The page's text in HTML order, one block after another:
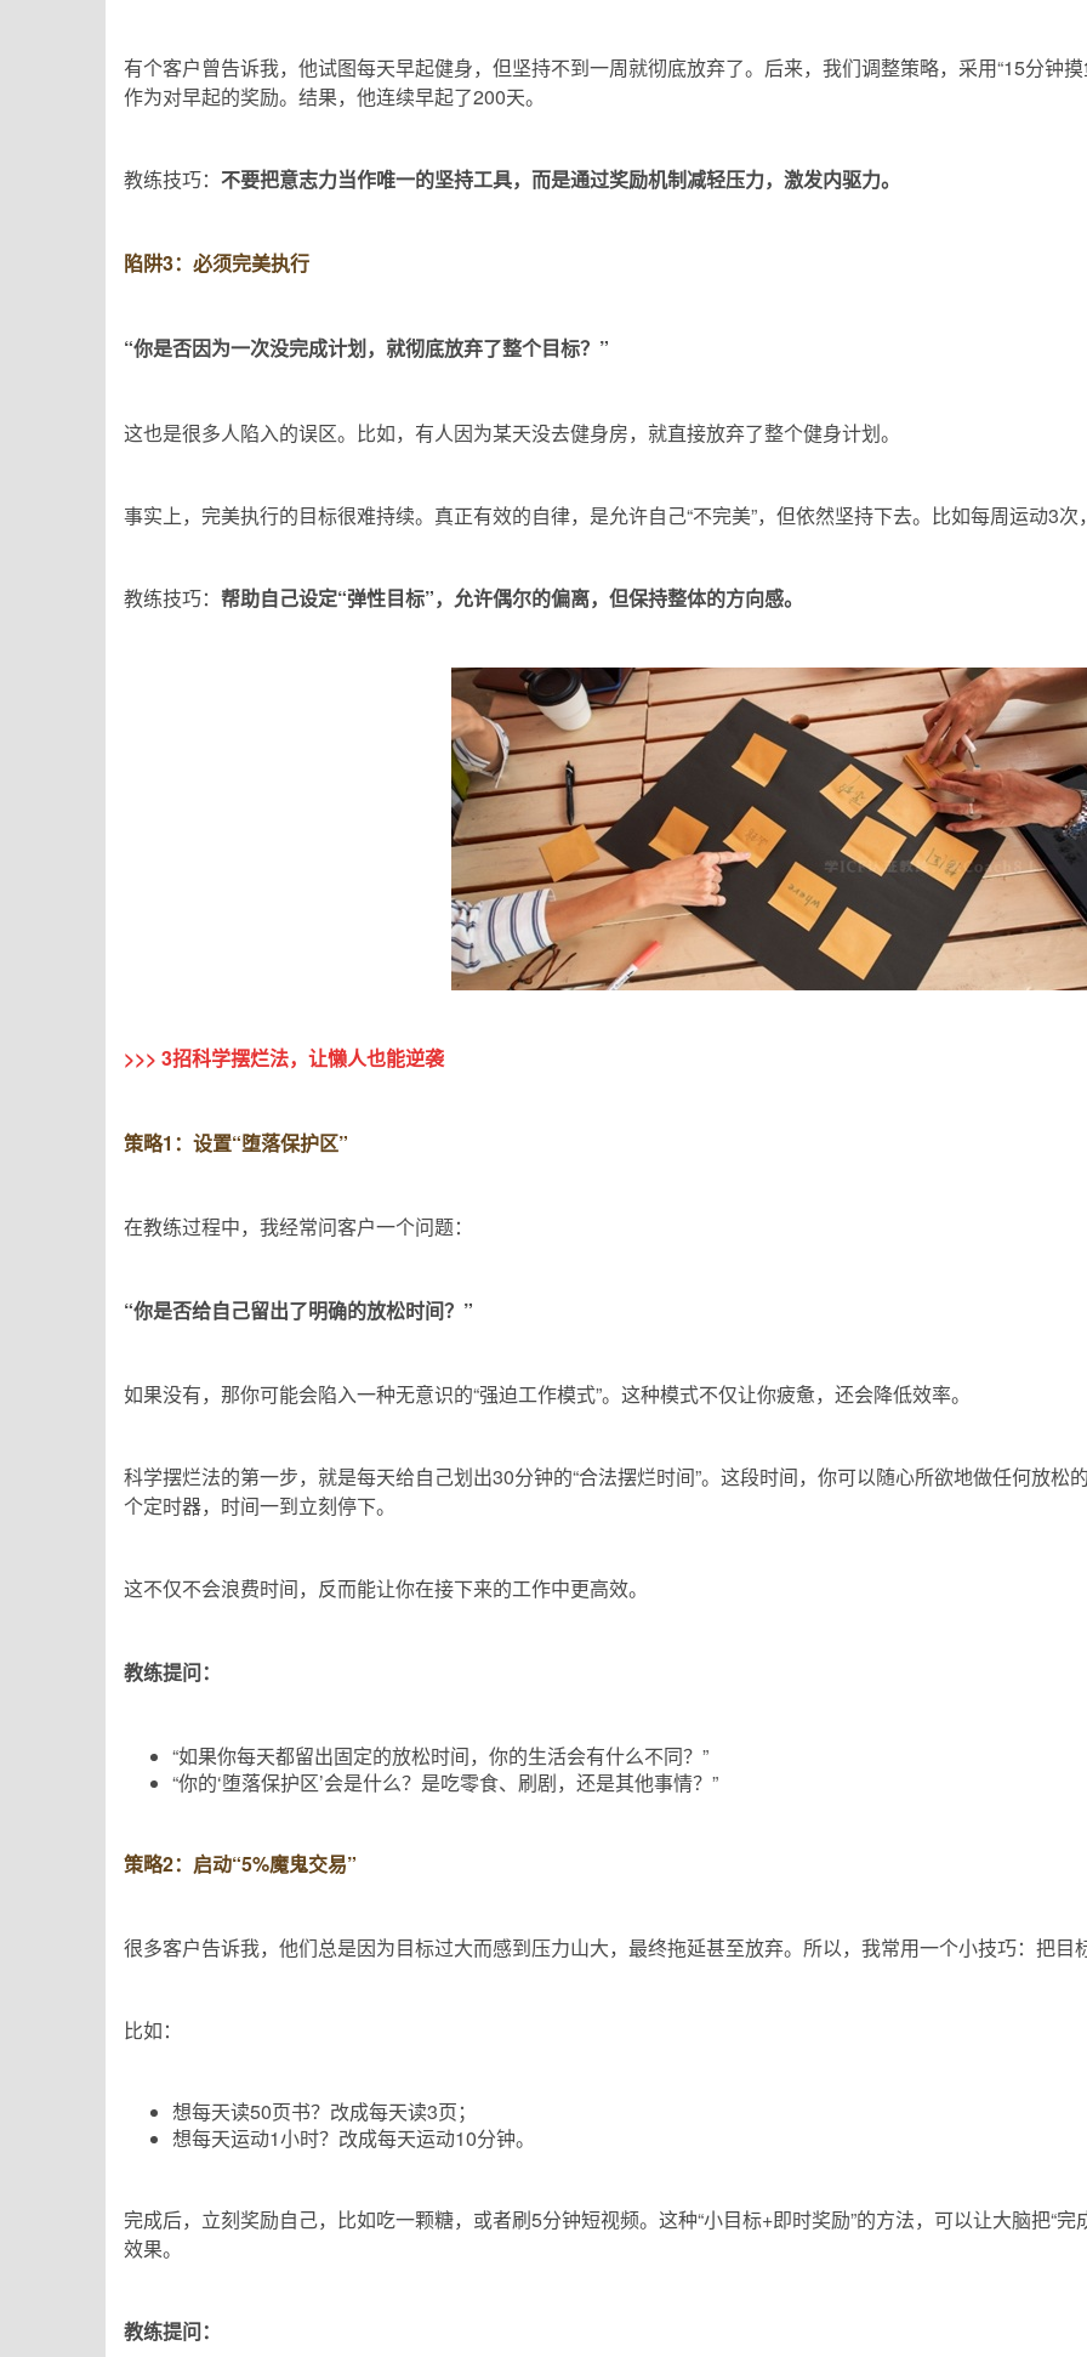
有个客户曾告诉我，他试图每天早起健身，但坚持不到一周就彻底放弃了。后来，我们调整策略，采用“15分
作为对早起的奖励。结果，他连续早起了200天。
教练技巧： 不要把意志力当作唯一的坚持工具，而是通过奖励机制减轻压力，激发内驱力。
陷阱3：必须完美执行
“你是否因为一次没完成计划，就彻底放弃了整个目标？”
这也是很多人陷入的误区。比如，有人因为某天没去健身房，就直接放弃了整个健身计划。
事实上，完美执行的目标很难持续。真正有效的自律，是允许自己“不完美”，但依然坚持下去。比如每周运动3
教练技巧： 帮助自己设定“弹性目标”，允许偶尔的偏离，但保持整体的方向感。
>>> 3招科学摆烂法，让懒人也能逆袭
策略1：设置“堕落保护区”
在教练过程中，我经常问客户一个问题：
“你是否给自己留出了明确的放松时间？”
如果没有，那你可能会陷入一种无意识的“强迫工作模式”。这种模式不仅让你疲惫，还会降低效率。
科学摆烂法的第一步，就是每天给自己划出30分钟的“合法摆烂时间”。这段时间，你可以随心所欲地做任何放
个定时器，时间一到立刻停下。
这不仅不会浪费时间，反而能让你在接下来的工作中更高效。
教练提问：
“如果你每天都留出固定的放松时间，你的生活会有什么不同？”
“你的‘堕落保护区’会是什么？是吃零食、刷剧，还是其他事情？”
策略2：启动“5%魔鬼交易”
很多客户告诉我，他们总是因为目标过大而感到压力山大，最终拖延甚至放弃。所以，我常用一个小技巧：把目
比如：
想每天读50页书？改成每天读3页；
想每天运动1小时？改成每天运动10分钟。
完成后，立刻奖励自己，比如吃一颗糖，或者刷5分钟短视频。这种“小目标+即时奖励”的方法，可以让大脑把“完
效果。
教练提问：